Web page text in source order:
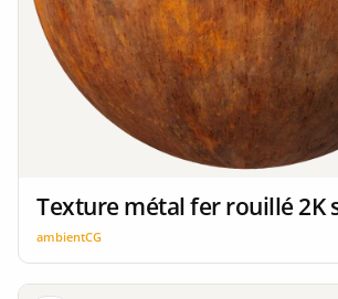
Texture métal fer rouillé 2K
ambientCG